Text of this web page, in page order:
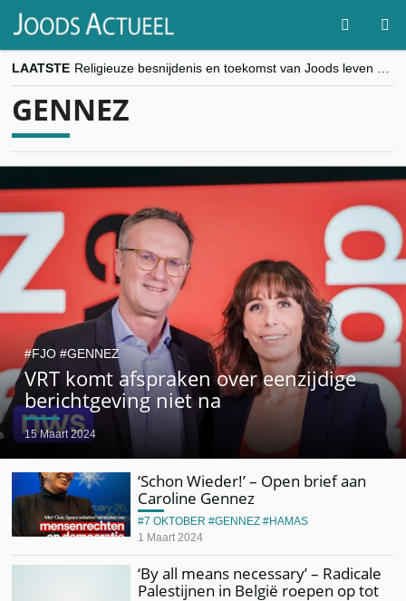
LAATSTE
“Besnijdenisdebat toont hoe moeilijk seculiere Westen minderheden begrijpt”, Jinnih Beels (Vooruit)
GENNEZ
VRT komt afspraken over eenzijdige
berichtgeving niet na
15 Maart 2024
FJO GENNEZ
‘Schon Wieder!’ – Open brief aan
Caroline Gennez
1 Maart 2024
7 OKTOBER GENNEZ HAMAS
‘By all means necessary’ – Radicale
Palestijnen in België roepen op tot